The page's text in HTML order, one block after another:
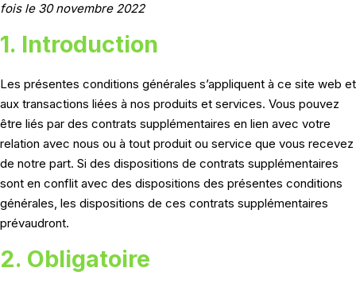
fois le 30 novembre 2022
1. Introduction
Les présentes conditions générales s’appliquent à ce site web et
aux transactions liées à nos produits et services. Vous pouvez
être liés par des contrats supplémentaires en lien avec votre
relation avec nous ou à tout produit ou service que vous recevez
de notre part. Si des dispositions de contrats supplémentaires
sont en conflit avec des dispositions des présentes conditions
générales, les dispositions de ces contrats supplémentaires
prévaudront.
2. Obligatoire